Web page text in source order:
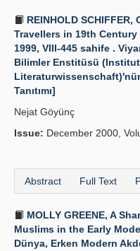
REINHOLD
Travellers in 19th
1999, VIII-445 sahife .
Bilimler Enstitüsü
Tanıtımı]
Nejat Göyünç
Issue: December 2000,
Abstract Full Text
MOLLY GREENE, A
Muslims in the Early
Dünya, Erken Modern